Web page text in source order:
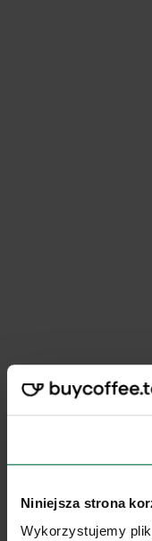
Niniejsza strona
Wykorzystujemy